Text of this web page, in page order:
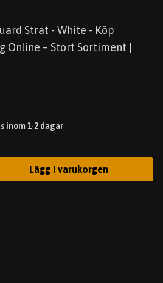
Strat - White - Köp
Online – Stort Sortiment |
inom 1-2 dagar
Lägg i varukorgen